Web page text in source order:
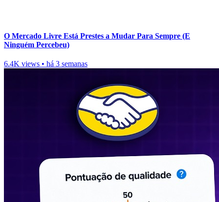
O Mercado Livre Está Prestes a Mudar Para Sempre (E
Ninguém Percebeu)
6.4K views • há 3 semanas